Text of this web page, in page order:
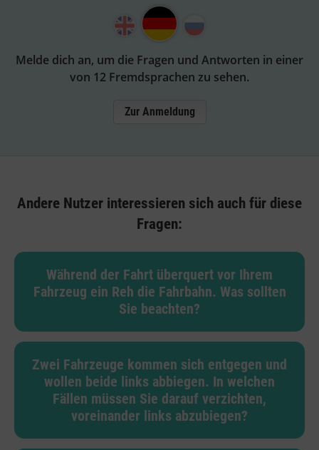
Melde dich an, um die Fragen und Antworten in einer
von 12 Fremdsprachen zu sehen.
Zur Anmeldung
Andere Nutzer interessieren sich auch für diese
Fragen:
Während der Fahrt überquert vor Ihrem
Fahrzeug ein Reh die Fahrbahn. Was sollten
Sie beachten?
Zwei Fahrzeuge kommen sich entgegen und
wollen beide links abbiegen. In welchen
Fällen müssen Sie darauf verzichten,
voreinander links abzubiegen?